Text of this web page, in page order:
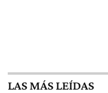
LAS MÁS LEÍDAS